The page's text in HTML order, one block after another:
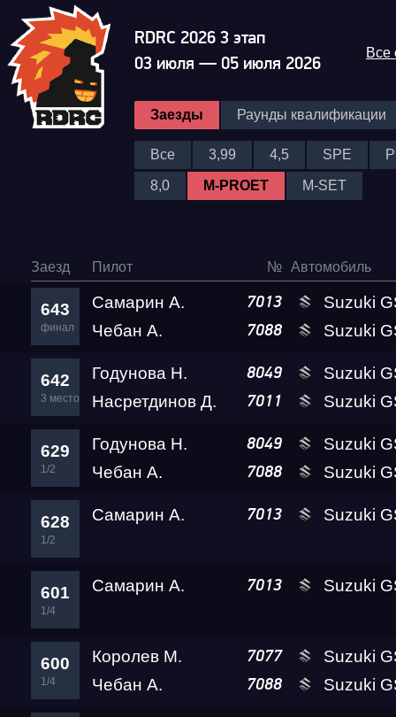
RDRC 2026 3 этап
03 июля — 05 июля 2026
Все
Заезды Раунды квалификации
Все 3,99 4,5 SPE
8,0 M-PROET M-SET
Заезд Пилот № Автомобиль
643
финал
Самарин А. 7013
Suzuki GSX-
Чебан А.
7088 Suzuki
642
3 место
Годунова Н. 8049
Suzuki GSX-
Насретдинов Д.
7011 Suzuki GSX-
629
1/2
Годунова Н. 8049
Suzuki GSX-
Чебан А.
7088 Suzuki
628
1/2
Самарин А. 7013 Suzuki GSX-
601
1/4
Самарин А. 7013 Suzuki GSX-
600
1/4
Королев М. 7077
Suzuki GSX-
Чебан А.
7088 Suzuki